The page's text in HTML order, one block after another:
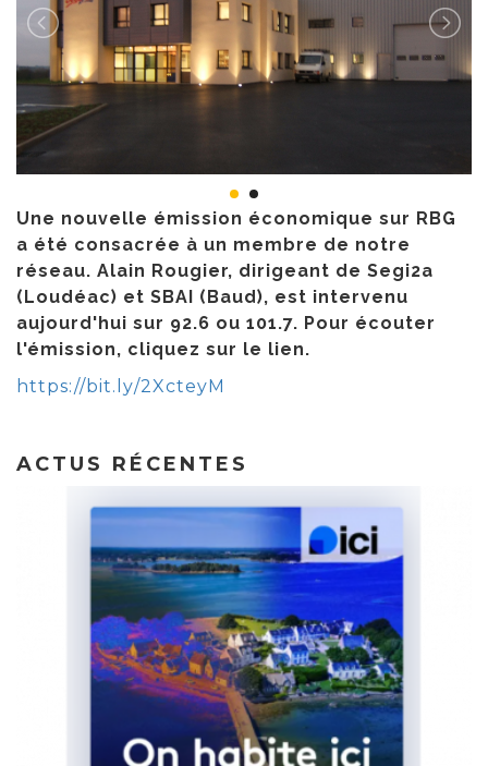
Une nouvelle émission économique sur RBG
a été consacrée à un membre de notre
réseau. Alain Rougier, dirigeant de Segi2a
(Loudéac) et SBAI (Baud), est intervenu
aujourd'hui sur 92.6 ou 101.7. Pour écouter
l'émission, cliquez sur le lien.
https://bit.ly/2XcteyM
ACTUS RÉCENTES